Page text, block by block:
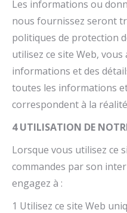
Les informations ou
nous fournissez seront
politiques de protection
utilisez ce site Web,
informations et des
toutes les informations
correspondent à la
4 UTILISATION DE
Lorsque vous utilisez ce
commandes par son
engagez à :
1 Utilisez ce site Web